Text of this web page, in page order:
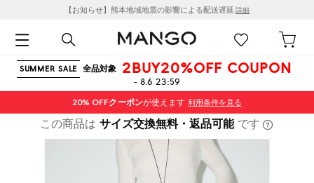
【お知らせ】熊本地域地震の影響による配送遅延 詳細
SUMMER SALE 全品対象 2BUY20%OFF COUPON
- 8.6 23:59
20% OFFクーポンが使えます 利用条件を見る
この商品は サイズ交換無料・返品可能 です